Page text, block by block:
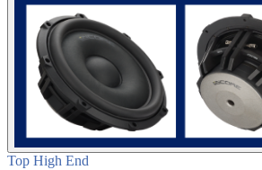
Top High End